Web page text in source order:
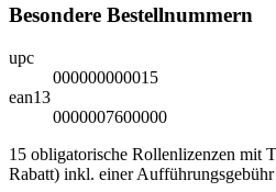
Besondere Bestellnummern
upc
000000000015
ean13
0000007600000
15 obligatorische Rollenlizenzen mit
Rabatt) inkl. einer Aufführungsgebühr